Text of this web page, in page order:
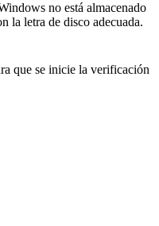
no está almacenado
la letra de disco adecuada.
que se inicie la verificación